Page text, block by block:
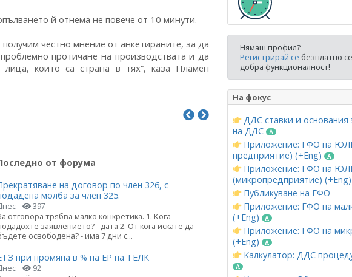
й отнема не повече от 10 минути.
честно мнение от анкетираните, за да
протичане на производствата и да
лица, които са страна в тях“, каза Пламен
от форума
на договор по член 326, с
молба за член 325.
397
отговора трябва малко конкретика. 1. Кога
заявлението? - дата 2. От кога искате да
освободена? - има 7 дни с...
при промяна в % на ЕР на ТЕЛК
92
Нямаш профил?
Регистрирай се безплатно
добра функционалност!
На фокус
ДДС ставки и основания
на ДДС
Приложение: ГФО на
предприятие) (+Eng)
Приложение: ГФО на
(микропредприятие) (+Eng)
Публикуване на ГФО
Приложение: ГФО на
(+Eng)
Приложение: ГФО на
(+Eng)
Калкулатор: ДДС